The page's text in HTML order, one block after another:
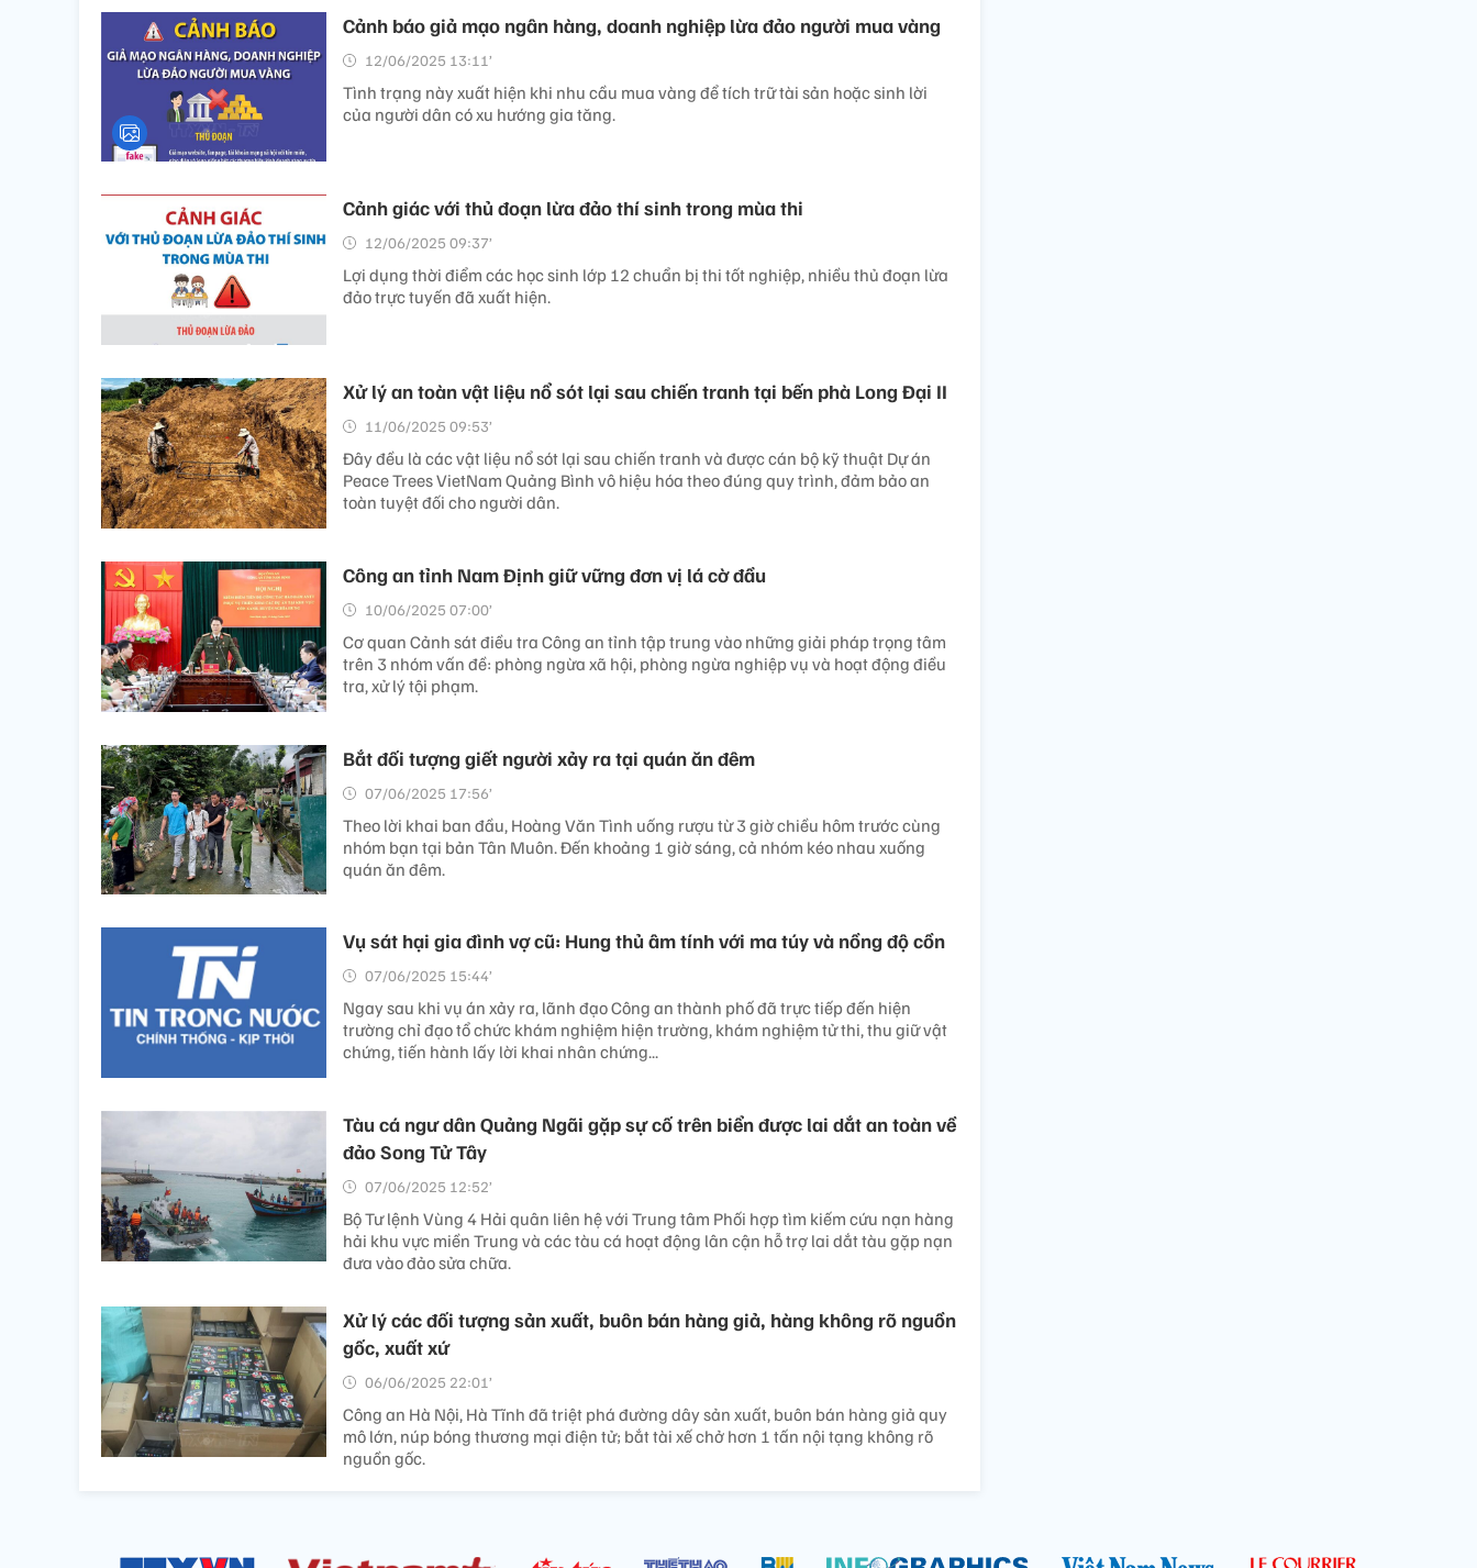
Cảnh báo giả mạo ngân hàng, doanh nghiệp lừa đảo người mua vàng
12/06/2025 13:11’
Tình trạng này xuất hiện khi nhu cầu mua vàng để tích trữ tài sản hoặc sinh lời
của người dân có xu hướng gia tăng.
Cảnh giác với thủ đoạn lừa đảo thí sinh trong mùa thi
12/06/2025 09:37’
Lợi dụng thời điểm các học sinh lớp 12 chuẩn bị thi tốt nghiệp, nhiều thủ đoạn lừa
đảo trực tuyến đã xuất hiện.
Xử lý an toàn vật liệu nổ sót lại sau chiến tranh tại bến phà Long Đại II
11/06/2025 09:53’
Đây đều là các vật liệu nổ sót lại sau chiến tranh và được cán bộ kỹ thuật Dự án
Peace Trees VietNam Quảng Bình vô hiệu hóa theo đúng quy trình, đảm bảo an
toàn tuyệt đối cho người dân.
Công an tỉnh Nam Định giữ vững đơn vị lá cờ đầu
10/06/2025 07:00’
Cơ quan Cảnh sát điều tra Công an tỉnh tập trung vào những giải pháp trọng tâm
trên 3 nhóm vấn đề: phòng ngừa xã hội, phòng ngừa nghiệp vụ và hoạt động điều
tra, xử lý tội phạm.
Bắt đối tượng giết người xảy ra tại quán ăn đêm
07/06/2025 17:56’
Theo lời khai ban đầu, Hoàng Văn Tình uống rượu từ 3 giờ chiều hôm trước cùng
nhóm bạn tại bản Tân Muôn. Đến khoảng 1 giờ sáng, cả nhóm kéo nhau xuống
quán ăn đêm.
Vụ sát hại gia đình vợ cũ: Hung thủ âm tính với ma túy và nồng độ cồn
07/06/2025 15:44’
Ngay sau khi vụ án xảy ra, lãnh đạo Công an thành phố đã trực tiếp đến hiện
trường chỉ đạo tổ chức khám nghiệm hiện trường, khám nghiệm tử thi, thu giữ vật
chứng, tiến hành lấy lời khai nhân chứng...
Tàu cá ngư dân Quảng Ngãi gặp sự cố trên biển được lai dắt an toàn về
đảo Song Tử Tây
07/06/2025 12:52’
Bộ Tư lệnh Vùng 4 Hải quân liên hệ với Trung tâm Phối hợp tìm kiếm cứu nạn hàng
hải khu vực miền Trung và các tàu cá hoạt động lân cận hỗ trợ lai dắt tàu gặp nạn
đưa vào đảo sửa chữa.
Xử lý các đối tượng sản xuất, buôn bán hàng giả, hàng không rõ nguồn
gốc, xuất xứ
06/06/2025 22:01’
Công an Hà Nội, Hà Tĩnh đã triệt phá đường dây sản xuất, buôn bán hàng giả quy
mô lớn, núp bóng thương mại điện tử; bắt tài xế chở hơn 1 tấn nội tạng không rõ
nguồn gốc.